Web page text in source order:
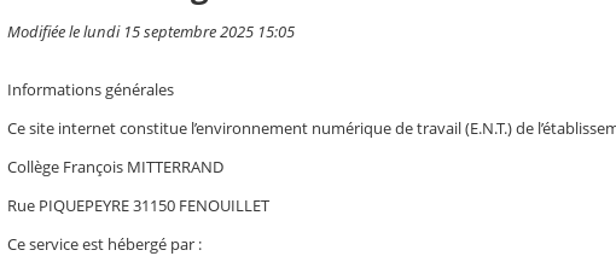
Modifiée le lundi 15 septembre 2025 15:05
Informations générales
Ce site internet constitue l’environnement numérique de travail (E.N.T.) de
Collège François MITTERRAND
Rue PIQUEPEYRE 31150 FENOUILLET
Ce service est hébergé par :